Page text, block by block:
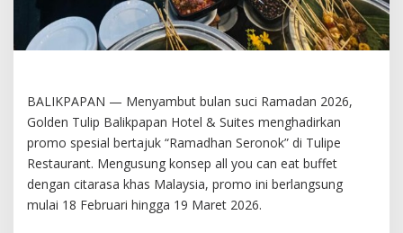
BALIKPAPAN — Menyambut bulan suci Ramadan 2026,
Golden Tulip Balikpapan Hotel & Suites menghadirkan
promo spesial bertajuk “Ramadhan Seronok” di Tulipe
Restaurant. Mengusung konsep all you can eat buffet
dengan citarasa khas Malaysia, promo ini berlangsung
mulai 18 Februari hingga 19 Maret 2026.